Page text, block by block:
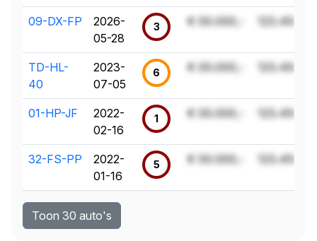
09-DX-FP
2026-
05-28
3 € 00.000,- 123.456 km
TD-HL-
40
2023-
07-05
6 € 00.000,- 123.456 km
01-HP-JF
2022-
02-16
1 € 00.000,- 123.456 km
32-FS-PP
2022-
01-16
5 € 00.000,- 123.456 km
Toon 30 auto's